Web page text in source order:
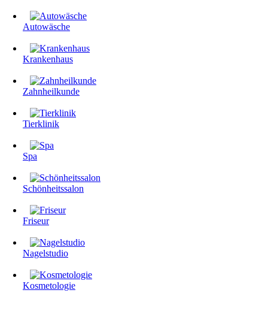
Autowäsche
Krankenhaus
Zahnheilkunde
Tierklinik
Spa
Schönheitssalon
Friseur
Nagelstudio
Kosmetologie